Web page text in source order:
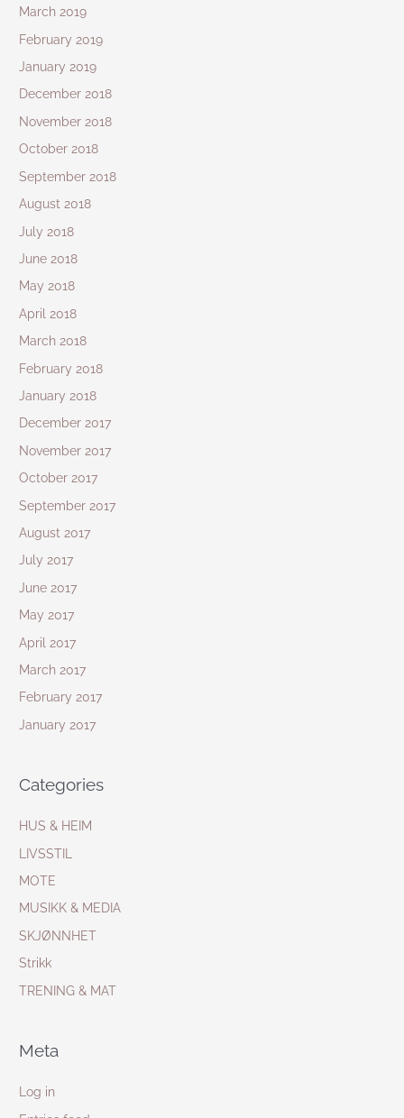
March 2019
February 2019
January 2019
December 2018
November 2018
October 2018
September 2018
August 2018
July 2018
June 2018
May 2018
April 2018
March 2018
February 2018
January 2018
December 2017
November 2017
October 2017
September 2017
August 2017
July 2017
June 2017
May 2017
April 2017
March 2017
February 2017
January 2017
Categories
HUS & HEIM
LIVSSTIL
MOTE
MUSIKK & MEDIA
SKJØNNHET
Strikk
TRENING & MAT
Meta
Log in